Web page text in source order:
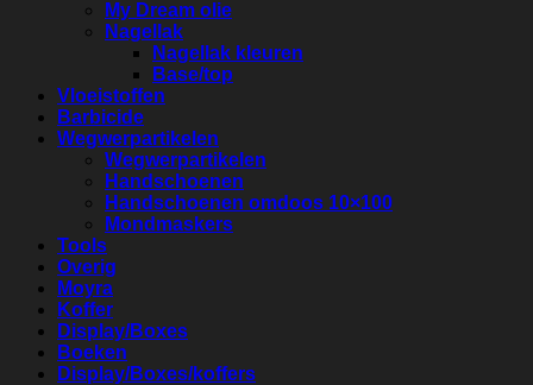
My Dream olie
Nagellak
Nagellak kleuren
Base/top
Vloeistoffen
Barbicide
Wegwerpartikelen
Wegwerpartikelen
Handschoenen
Handschoenen omdoos 10×100
Mondmaskers
Tools
Overig
Moyra
Koffer
Display/Boxes
Boeken
Display/Boxes/koffers